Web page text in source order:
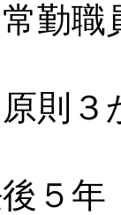
勤職
則３
５年